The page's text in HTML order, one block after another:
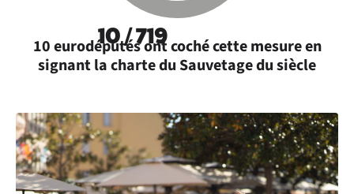
10 / 719
10 eurodéputés ont coché cette mesure en
signant la charte du Sauvetage du siècle